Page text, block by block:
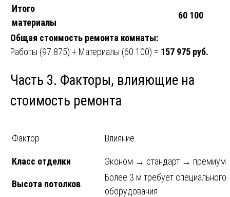
Итого
материалы
60 100
Общая стоимость ремонта комнаты:
Работы (97 875) + Материалы (60 100) = 157 975 руб.
Часть 3. Факторы, влияющие на
стоимость ремонта
Фактор Влияние
Класс отделки Эконом → стандарт → премиум
Высота потолков
Более 3 м требует специального
оборудования